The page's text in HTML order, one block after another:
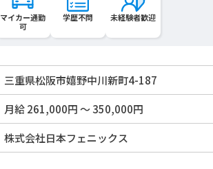
マイカー通勤
可
学歴不問 未経験者歓迎
三重県松阪市嬉野中川新町4-187
月給 261,000円 〜 350,000円
株式会社日本フェニックス